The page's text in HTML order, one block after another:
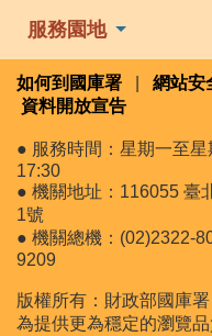
服務園地
如何到國庫署 網站安
資料開放宣告
● 服務時間：星期一至
17:30
● 機關地址：116055 臺
1號
● 機關總機：(02)2322-
9209
版權所有：財政部國庫署
為提供更為穩定的瀏覽